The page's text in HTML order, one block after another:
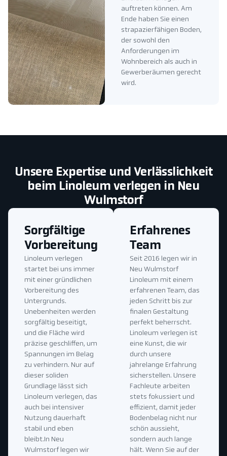
auftreten können. Am
Ende haben Sie einen
strapazierfähigen Boden,
der sowohl den
Anforderungen im
Wohnbereich als auch in
Gewerberäumen gerecht
wird.
Unsere Expertise und Verlässlichkeit
beim Linoleum verlegen in Neu
Wulmstorf
Erfahrenes
Team
Seit 2016 legen wir in
Neu Wulmstorf
Linoleum mit einem
erfahrenen Team, das
jeden Schritt bis zur
finalen Gestaltung
perfekt beherrscht.
Linoleum verlegen ist
eine Kunst, die wir
durch unsere
jahrelange Erfahrung
sicherstellen. Unsere
Fachleute arbeiten
stets fokussiert und
effizient, damit jeder
Bodenbelag nicht nur
schön aussieht,
sondern auch lange
hält. Wenn Sie auf der
Sorgfältige
Vorbereitung
Linoleum verlegen
startet bei uns immer
mit einer gründlichen
Vorbereitung des
Untergrunds.
Unebenheiten werden
sorgfältig beseitigt,
und die Fläche wird
präzise geschliffen, um
Spannungen im Belag
zu verhindern. Nur auf
dieser soliden
Grundlage lässt sich
Linoleum verlegen, das
auch bei intensiver
Nutzung dauerhaft
stabil und eben
bleibt.In Neu
Wulmstorf legen wir